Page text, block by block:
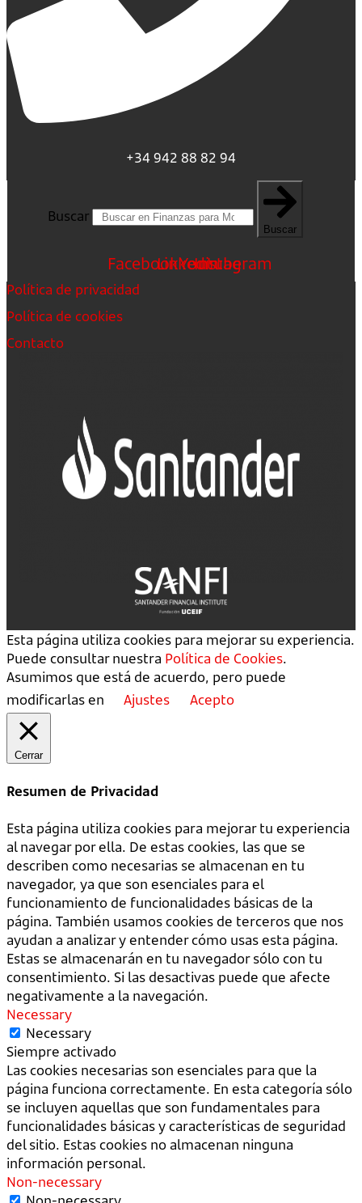
+34 942 88 82 94
Buscar
Buscar
FacebookLinkedin
Youtube
Instagram
Política de privacidad
Política de cookies
Contacto
Esta página utiliza cookies para mejorar su experiencia.
Puede consultar nuestra Política de Cookies.
Asumimos que está de acuerdo, pero puede
modificarlas en
Ajustes Acepto
Cerrar
Resumen de Privacidad
Esta página utiliza cookies para mejorar tu experiencia
al navegar por ella. De estas cookies, las que se
describen como necesarias se almacenan en tu
navegador, ya que son esenciales para el
funcionamiento de funcionalidades básicas de la
página. También usamos cookies de terceros que nos
ayudan a analizar y entender cómo usas esta página.
Estas se almacenarán en tu navegador sólo con tu
consentimiento. Si las desactivas puede que afecte
negativamente a la navegación.
Necessary
Necessary
Siempre activado
Las cookies necesarias son esenciales para que la
página funciona correctamente. En esta categoría sólo
se incluyen aquellas que son fundamentales para
funcionalidades básicas y características de seguridad
del sitio. Estas cookies no almacenan ninguna
información personal.
Non-necessary